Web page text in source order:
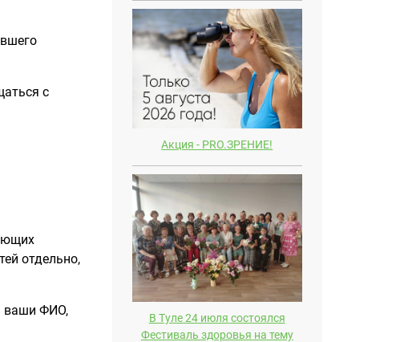
с
отдельно,
ваши ФИО,
Акция - PRO.ЗРЕНИЕ!
В Туле 24 июля состоялся
Фестиваль здоровья на тему